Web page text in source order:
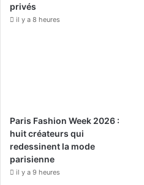
privés
il y a 8 heures
Paris Fashion Week 2026 :
huit créateurs qui
redessinent la mode
parisienne
il y a 9 heures